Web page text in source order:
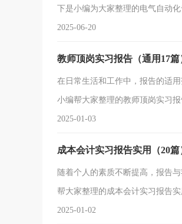
下是小编为大家整理的电气自
日——10月27日。 实习地点
2025-06-20
教师顶岗实习报告（通用17篇
在日常生活和工作中，报告的适
小编帮大家整理的教师顶岗实
作坏境，与在学校上课在电视里
2025-01-03
成本会计实习报告实用（20篇
随着个人的素质不断提高，报告
帮大家整理的成本会计实习报
12月13——xxxx年12月17 二、
2025-01-02